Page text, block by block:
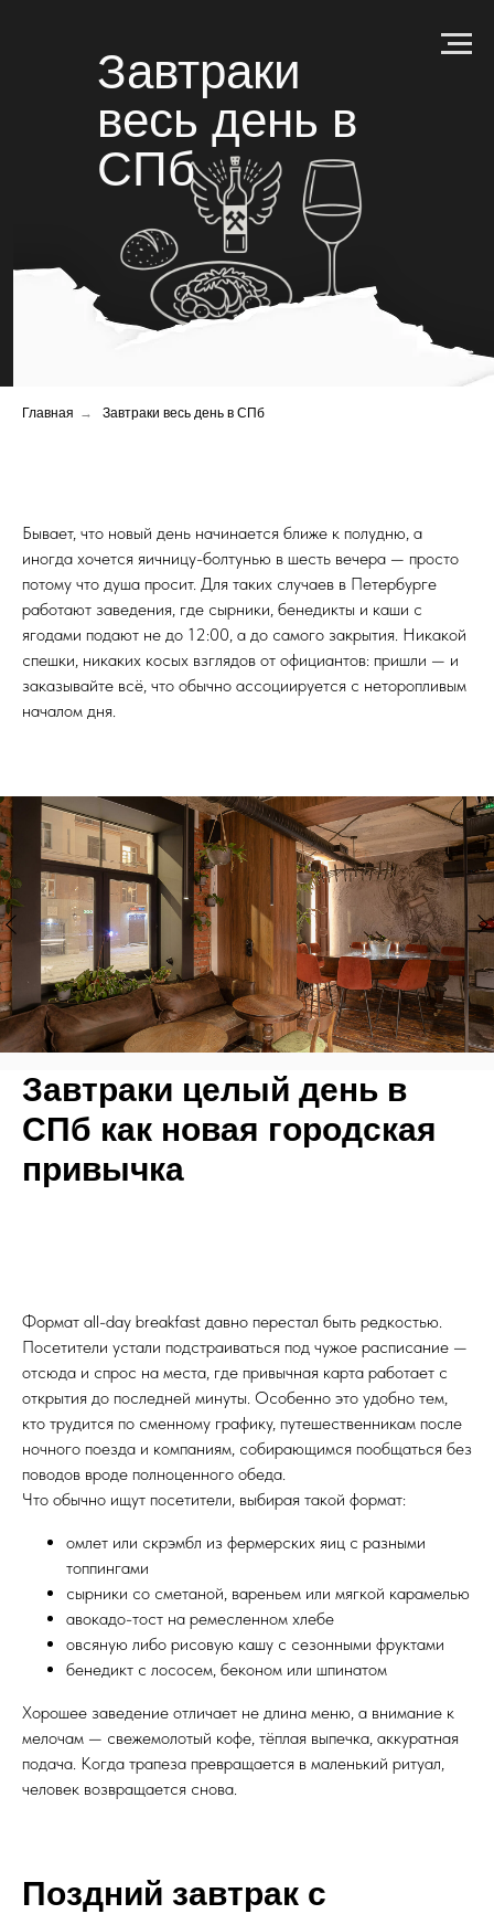
Завтраки
весь день в
СПб
Главная → Завтраки весь день в СПб
Бывает, что новый день начинается ближе к полудню, а
иногда хочется яичницу-болтунью в шесть вечера — просто
потому что душа просит. Для таких случаев в Петербурге
работают заведения, где сырники, бенедикты и каши с
ягодами подают не до 12:00, а до самого закрытия. Никакой
спешки, никаких косых взглядов от официантов: пришли — и
заказывайте всё, что обычно ассоциируется с неторопливым
началом дня.
Завтраки целый день в
СПб как новая городская
привычка
Формат all-day breakfast давно перестал быть редкостью.
Посетители устали подстраиваться под чужое расписание —
отсюда и спрос на места, где привычная карта работает с
открытия до последней минуты. Особенно это удобно тем,
кто трудится по сменному графику, путешественникам после
ночного поезда и компаниям, собирающимся пообщаться без
поводов вроде полноценного обеда.
Что обычно ищут посетители, выбирая такой формат:
омлет или скрэмбл из фермерских яиц с разными
топпингами
сырники со сметаной, вареньем или мягкой карамелью
авокадо-тост на ремесленном хлебе
овсяную либо рисовую кашу с сезонными фруктами
бенедикт с лососем, беконом или шпинатом
Хорошее заведение отличает не длина меню, а внимание к
мелочам — свежемолотый кофе, тёплая выпечка, аккуратная
подача. Когда трапеза превращается в маленький ритуал,
человек возвращается снова.
Поздний завтрак с